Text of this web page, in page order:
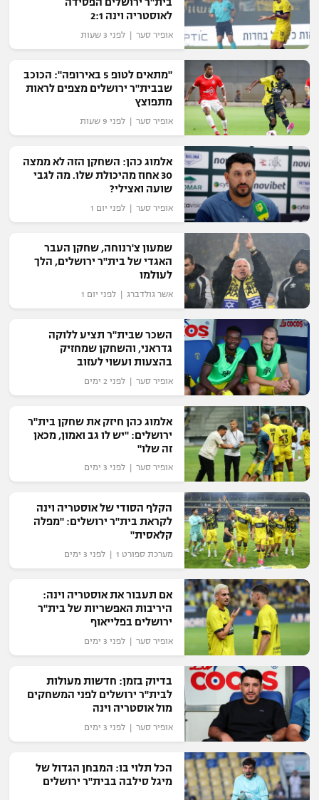
VOD
רץ ברשת
תוצאות
לוח שידורים
"מעל הליגה" – פודקאסט
"מחצית בשכונה" – פודקאסט
משתתפים וזוכים בפרסים
תקנון משתתפים וזוכים בפרסים
תקנון עבור פעילות אלקטרה
תקנון עבור פעילות ספורט 1 – "מרלן"
טניס
גיימינג E-Sports
תנאי שימוש
מדיניות פרטיות
תקנון פעילות ספורט 1
רשיון להקרנה פומבית לבית עסק
הצטרפות לחבילת הערוצים
לוח דרושים – ג'ובנט
תגיות
המגזין
נבחרת ישראל
מכבי חיפה
בית"ר ירושלים
מכבי תל אביב
הפועל תל אביב
הפועל חיפה
הפועל באר שבע
מכבי נתניה
בני יהודה
ליגה ספרדית
ליגה איטלקית
ליגה צרפתית
ליגה הולנדית
ליגה טורקית
ליגה סינית
ליגה ברזילאית
ליגות נוספות
כדורסל נשים
מכבי תל אביב
הפועל חולון
הפועל ירושלים
דני אבדיה
יורוליג
יורוקאפ
טניס
כדוריד
כדורעף
שחייה
ג'ודו
אגרוף
ספורט אולימפי
UFC
אופניים
ספורט מוטורי
כדורמים
פוטבול אמריקאי NFL
בייסבול MLB
ספורט אתגרי ואקסטרים
אומנויות לחימה
גיימינג E-Sports
לאוסטריה וינה 2:1
אופיר סער | לפני 3 שעות
"מתאים לטופ 5 באירופה": הכוכב
שבבית"ר ירושלים מצפים לראות
מתפוצץ
אופיר סער | לפני 9 שעות
אלמוג כהן: השחקן הזה לא ממצה
30 אחוז מהיכולת שלו. מה לגבי
שועה ואצילי?
אופיר סער | לפני יום 1
שמעון צ'רנוחה, שחקן העבר
האגדי של בית"ר ירושלים, הלך
לעולמו
אשר גולדברג | לפני יום 1
השכר שבית"ר תציע ללוקה
גדראני, והשחקן שמחזיק
בהצעות ועשוי לעזוב
אופיר סער | לפני 2 ימים
אלמוג כהן חיזק את שחקן בית"ר
ירושלים: "יש לו גב ואמון, מכאן
זה שלו"
אופיר סער | לפני 3 ימים
הקלף הסודי של אוסטריה וינה
לקראת בית"ר ירושלים: "מפלה
קלאסית"
מערכת ספורט 1 | לפני 3 ימים
אם תעבור את אוסטריה וינה:
היריבות האפשריות של בית"ר
ירושלים בפלייאוף
אופיר סער | לפני 3 ימים
בדיוק בזמן: חדשות מעולות
לבית"ר ירושלים לפני המשחקים
מול אוסטריה וינה
אופיר סער | לפני 3 ימים
הכל תלוי בו: המבחן הגדול של
מיגל סילבה בבית"ר ירושלים